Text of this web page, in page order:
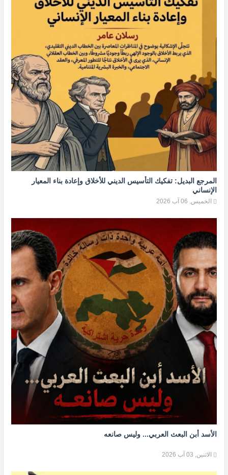
المرجع البديل: تفكيك التأسيس الديني للأخلاق وإعادة بناء المعيار
الإنساني
الخميس, 06 آب 2026
الأسد أبن البعث العربي... وليس صانعه
الاثنين, 03 آب 2026